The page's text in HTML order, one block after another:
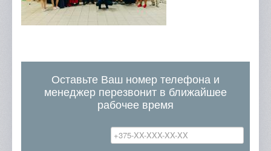
Оставьте Ваш номер телефона и
менеджер перезвонит в ближайшее
рабочее время